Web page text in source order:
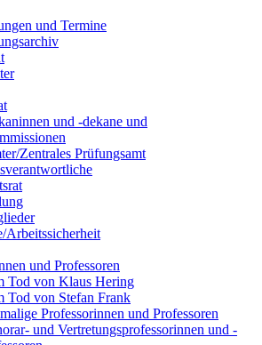
und Termine
und -dekane und
Zentrales Prüfungsamt
Arbeitssicherheit
und Professoren
Tod von Klaus Hering
Tod von Stefan Frank
Professorinnen und Professoren
und Vertretungsprofessorinnen und -